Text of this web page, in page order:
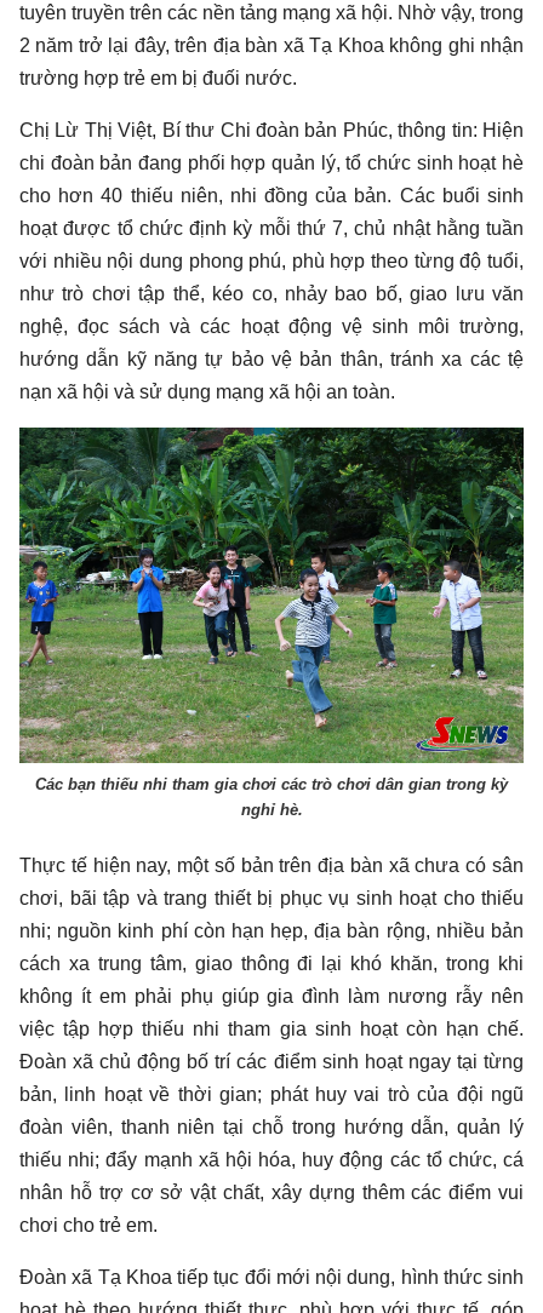
tuyên truyền trên các nền tảng mạng xã hội. Nhờ vậy, trong
2 năm trở lại đây, trên địa bàn xã Tạ Khoa không ghi nhận
trường hợp trẻ em bị đuối nước.
Chị Lừ Thị Việt, Bí thư Chi đoàn bản Phúc, thông tin: Hiện
chi đoàn bản đang phối hợp quản lý, tổ chức sinh hoạt hè
cho hơn 40 thiếu niên, nhi đồng của bản. Các buổi sinh
hoạt được tổ chức định kỳ mỗi thứ 7, chủ nhật hằng tuần
với nhiều nội dung phong phú, phù hợp theo từng độ tuổi,
như trò chơi tập thể, kéo co, nhảy bao bố, giao lưu văn
nghệ, đọc sách và các hoạt động vệ sinh môi trường,
hướng dẫn kỹ năng tự bảo vệ bản thân, tránh xa các tệ
nạn xã hội và sử dụng mạng xã hội an toàn.
Các bạn thiếu nhi tham gia chơi các trò chơi dân gian trong kỳ
nghỉ hè.
Thực tế hiện nay, một số bản trên địa bàn xã chưa có sân
chơi, bãi tập và trang thiết bị phục vụ sinh hoạt cho thiếu
nhi; nguồn kinh phí còn hạn hẹp, địa bàn rộng, nhiều bản
cách xa trung tâm, giao thông đi lại khó khăn, trong khi
không ít em phải phụ giúp gia đình làm nương rẫy nên
việc tập hợp thiếu nhi tham gia sinh hoạt còn hạn chế.
Đoàn xã chủ động bố trí các điểm sinh hoạt ngay tại từng
bản, linh hoạt về thời gian; phát huy vai trò của đội ngũ
đoàn viên, thanh niên tại chỗ trong hướng dẫn, quản lý
thiếu nhi; đẩy mạnh xã hội hóa, huy động các tổ chức, cá
nhân hỗ trợ cơ sở vật chất, xây dựng thêm các điểm vui
chơi cho trẻ em.
Đoàn xã Tạ Khoa tiếp tục đổi mới nội dung, hình thức sinh